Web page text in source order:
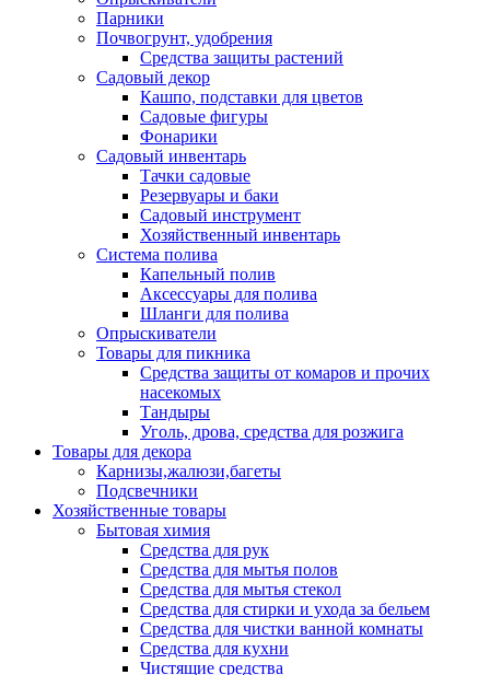
Парники
Почвогрунт, удобрения
Средства защиты растений
Садовый декор
Кашпо, подставки для цветов
Садовые фигуры
Фонарики
Садовый инвентарь
Тачки садовые
Резервуары и баки
Садовый инструмент
Хозяйственный инвентарь
Система полива
Капельный полив
Аксессуары для полива
Шланги для полива
Опрыскиватели
Товары для пикника
Средства защиты от комаров и прочих
насекомых
Тандыры
Уголь, дрова, средства для розжига
Товары для декора
Карнизы,жалюзи,багеты
Подсвечники
Хозяйственные товары
Бытовая химия
Средства для рук
Средства для мытья полов
Средства для мытья стекол
Средства для стирки и ухода за бельем
Средства для чистки ванной комнаты
Средства для кухни
Чистящие средства